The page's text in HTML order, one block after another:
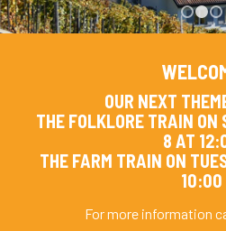
OUR NEXT
THE FOLKLORE TRAIN ON
8 AT
THE FARM TRAIN ON
10:00
For more information